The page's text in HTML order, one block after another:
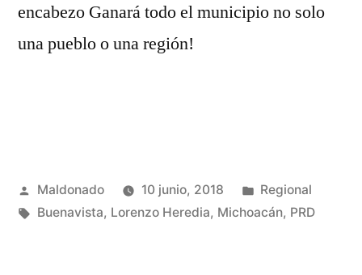
encabezo Ganará todo el municipio no solo
una pueblo o una región!
Publicado
por
Maldonado 10 junio, 2018
Publicada
en
Regional
Etiquetas:
Buenavista, Lorenzo Heredia, Michoacán, PRD